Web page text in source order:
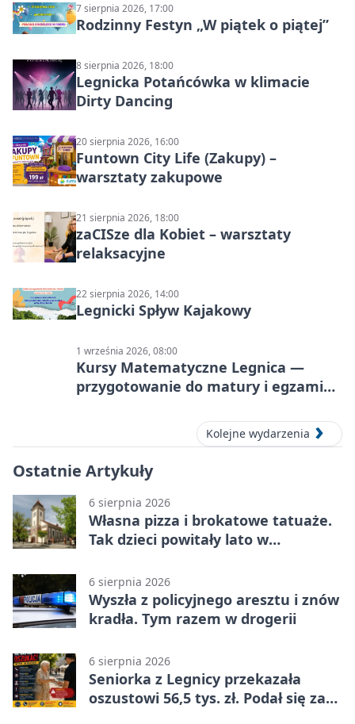
7 sierpnia 2026, 17:00
Rodzinny Festyn „W piątek o piątej”
8 sierpnia 2026, 18:00
Legnicka Potańcówka w klimacie
Dirty Dancing
20 sierpnia 2026, 16:00
Funtown City Life (Zakupy) –
warsztaty zakupowe
21 sierpnia 2026, 18:00
zaCISze dla Kobiet – warsztaty
relaksacyjne
22 sierpnia 2026, 14:00
Legnicki Spływ Kajakowy
1 września 2026, 08:00
Kursy Matematyczne Legnica —
przygotowanie do matury i egzaminu
Kolejne wydarzenia
Ostatnie Artykuły
6 sierpnia 2026
Własna pizza i brokatowe tatuaże.
Tak dzieci powitały lato w
6 sierpnia 2026
Wyszła z policyjnego aresztu i znów
kradła. Tym razem w drogerii
6 sierpnia 2026
Seniorka z Legnicy przekazała
oszustowi 56,5 tys. zł. Podał się za